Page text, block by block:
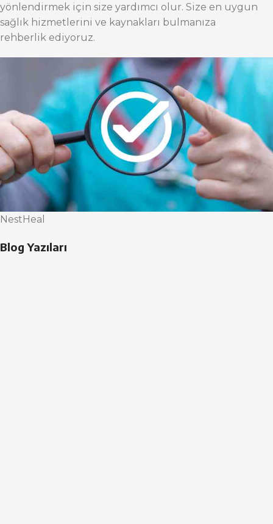
yönlendirmek için size yardımcı olur. Size en uygun
sağlık hizmetlerini ve kaynakları bulmanıza
rehberlik ediyoruz.
NestHeal
Blog Yazıları